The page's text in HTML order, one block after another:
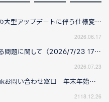
2026年12月予定の大型アップデートに伴う仕様変更のお知らせ
2026.06.17
現在確認されている問題に関して（2026/7/23 17:00更新）
2026.07.23
【重要】HappyTukお問い合わせ窓口 年末年始の営業についてのお知らせ
2118.12.26